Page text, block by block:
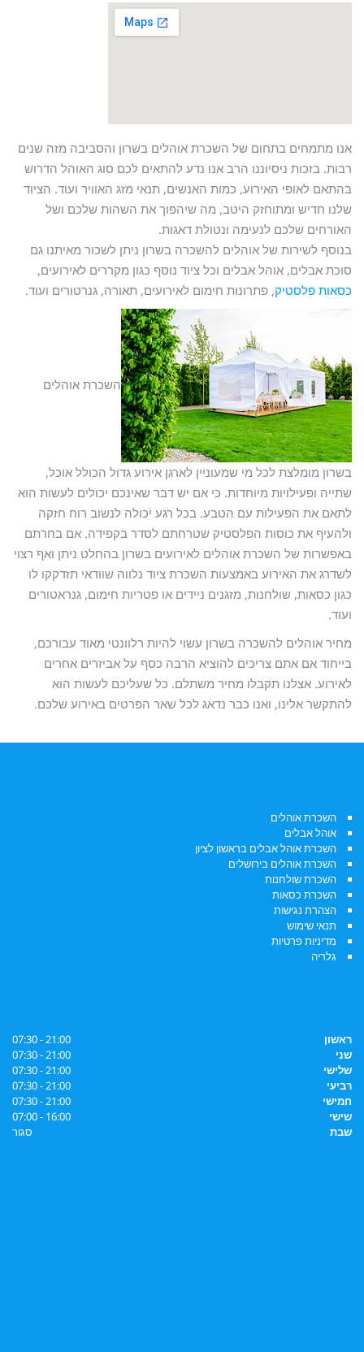
אנו מתמחים בתחום של השכרת אוהלים בשרון והסביבה מזה שנים
רבות. בזכות ניסיוננו הרב אנו נדע להתאים לכם סוג האוהל הדרוש
בהתאם לאופי האירוע, כמות האנשים, תנאי מזג האוויר ועוד. הציוד
שלנו חדיש ומתוחזק היטב, מה שיהפוך את השהות שלכם ושל
האורחים שלכם לנעימה ונטולת דאגות.
בנוסף לשירות של אוהלים להשכרה בשרון ניתן לשכור מאיתנו גם
סוכת אבלים, אוהל אבלים וכל ציוד נוסף כגון מקררים לאירועים,
כסאות פלסטיק, פתרונות חימום לאירועים, תאורה, גנרטורים ועוד.
השכרת אוהלים
בשרון מומלצת לכל מי שמעוניין לארגן אירוע גדול הכולל אוכל,
שתייה ופעילויות מיוחדות. כי אם יש דבר שאינכם יכולים לעשות הוא
לתאם את הפעילות עם הטבע. בכל רגע יכולה לנשוב רוח חזקה
ולהעיף את כוסות הפלסטיק שטרחתם לסדר בקפידה. אם בחרתם
באפשרות של השכרת אוהלים לאירועים בשרון בהחלט ניתן ואף רצוי
לשדרג את האירוע באמצעות השכרת ציוד נלווה שוודאי תזדקקו לו
כגון כסאות, שולחנות, מזגנים ניידים או פטריות חימום, גנראטורים
ועוד.
מחיר אוהלים להשכרה בשרון עשוי להיות רלוונטי מאוד עבורכם,
בייחוד אם אתם צריכים להוציא הרבה כסף על אביזרים אחרים
לאירוע. אצלנו תקבלו מחיר משתלם. כל שעליכם לעשות הוא
להתקשר אלינו, ואנו כבר נדאג לכל שאר הפרטים באירוע שלכם.
השכרת אוהלים
אוהל אבלים
השכרת אוהל אבלים בראשון לציון
השכרת אוהלים בירושלים
השכרת שולחנות
השכרת כסאות
הצהרת נגישות
תנאי שימוש
מדיניות פרטיות
גלריה
ראשון
21:00 - 07:30
שני
21:00 - 07:30
שלישי
21:00 - 07:30
רביעי
21:00 - 07:30
חמישי
21:00 - 07:30
שישי
16:00 - 07:00
שבת
סגור